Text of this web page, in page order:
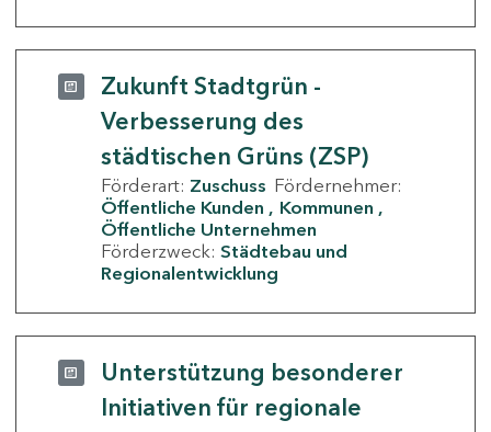
Zukunft Stadtgrün -
Verbesserung des
städtischen Grüns (ZSP)
Förderart: Zuschuss Fördernehmer:
Öffentliche Kunden
Kommunen
Öffentliche Unternehmen
Förderzweck: Städtebau und
Regionalentwicklung
Unterstützung besonderer
Initiativen für regionale